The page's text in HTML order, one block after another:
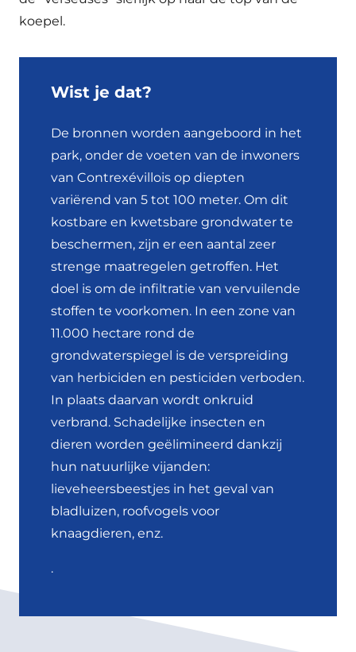
koepel.
Wist je dat?
De bronnen worden aangeboord in het
park, onder de voeten van de inwoners
van Contrexévillois op diepten
variërend van 5 tot 100 meter. Om dit
kostbare en kwetsbare grondwater te
beschermen, zijn er een aantal zeer
strenge maatregelen getroffen. Het
doel is om de infiltratie van vervuilende
stoffen te voorkomen. In een zone van
11.000 hectare rond de
grondwaterspiegel is de verspreiding
van herbiciden en pesticiden verboden.
In plaats daarvan wordt onkruid
verbrand. Schadelijke insecten en
dieren worden geëlimineerd dankzij
hun natuurlijke vijanden:
lieveheersbeestjes in het geval van
bladluizen, roofvogels voor
knaagdieren, enz.
.